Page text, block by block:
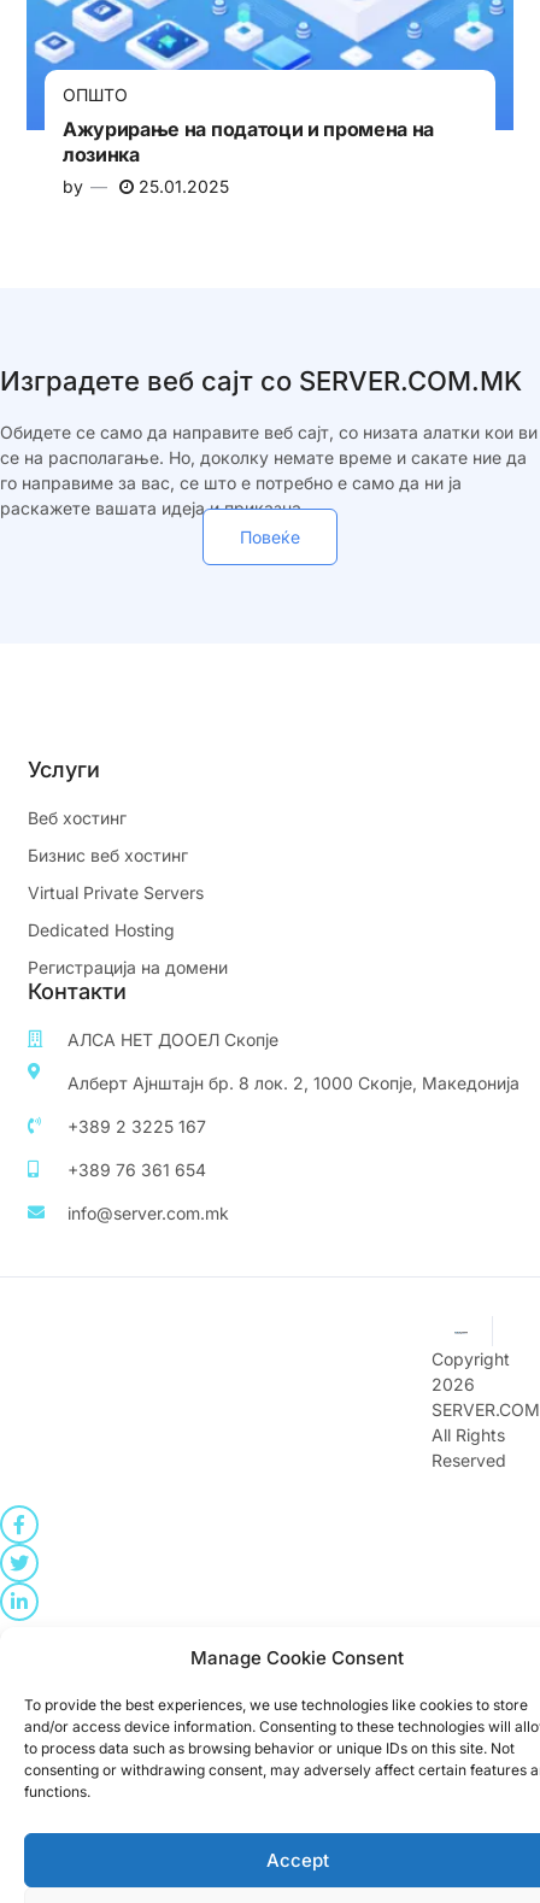
Manage Cookie Consent
To provide the best experiences, we use technologies like cookies to store
and/or access device information. Consenting to these technologies will
to process data such as browsing behavior or unique IDs on this site. Not
consenting or withdrawing consent, may adversely affect certain features
functions.
Accept
ОПШТО
Ажурирање на податоци и промена на
лозинка
by 25.01.2025
Изградете веб сајт со SERVER.COM.MK
Обидете се само да направите веб сајт, со низата алатки кои ви
се на располагање. Но, доколку немате време и сакате ние да
го направиме за вас, се што е потребно е само да ни ја
раскажете вашата идеја и приказна.
Повеќе
Услуги
Веб хостинг
Бизнис веб хостинг
Virtual Private Servers
Dedicated Hosting
Регистрација на домени
Контакти
АЛСА НЕТ ДООЕЛ Скопје
Алберт Ајнштајн бр. 8 лок. 2, 1000 Скопје, Македонија
+389 2 3225 167
+389 76 361 654
info@server.com.mk
Copyright
2026
All Rights
Reserved